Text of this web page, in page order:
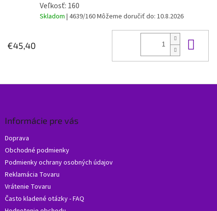
Veľkosť: 160
Skladom | 4639/160Môžeme doručiť do: 10.8.2026
€45,40
Informácie pre vás
Doprava
Obchodné podmienky
Podmienky ochrany osobných údajov
Reklamácia Tovaru
Vrátenie Tovaru
Často kladené otázky - FAQ